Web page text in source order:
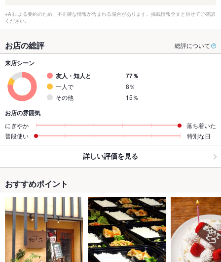
※AIによる要約のため、不正確な情報が含まれる場合があります。掲載情報全文と併せてご確認
ください。
お店の総評 総評について
来店シーン
友人・知人と
77％
一人で
8％
その他
15％
お店の雰囲気
にぎやか
落ち着いた
普段使い
特別な日
詳しい評価を見る
おすすめポイント